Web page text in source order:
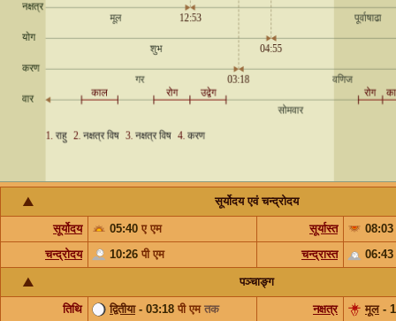
सूर्योदय एवं चन्द्रोदय
सूर्योदय 05:40 ए एम सूर्यास्त
08:03
चन्द्रोदय
10:26 पी एम चन्द्रास्त 06:43
पञ्चाङ्ग
तिथि द्वितीया- 03:18 पी एम तक नक्षत्र मूल-